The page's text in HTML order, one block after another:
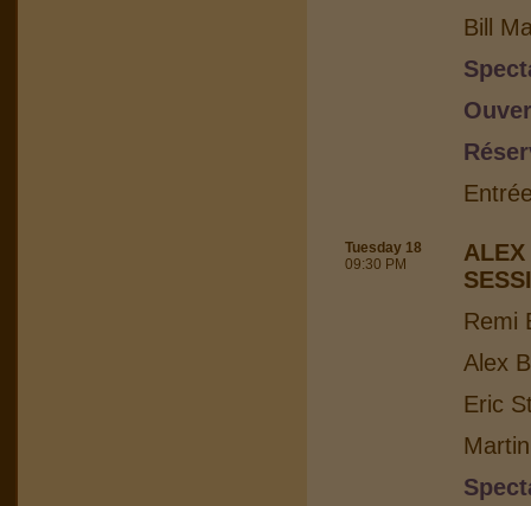
Bill
Tuesday 18
09:30 PM
Remi
Alex
Eric